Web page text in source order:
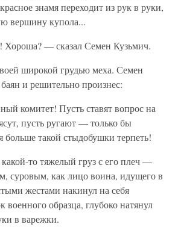
знамя переходит из рук в руки,
вершину купола...
Хороша? — сказал Семен Кузьмич.
широкой грудью меха. Семен
и решительно произнес:
комитет! Пусть ставят вопрос на
пусть ругают — только бы
такой стыдобушки терпеть!
то тяжелый груз с его плеч —
суровым, как лицо воина, идущего в
жестами накинул на себя
образца, глубоко натянул
в варежки.